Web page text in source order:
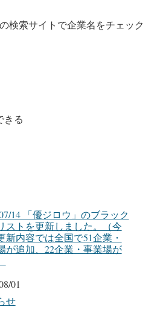
検索サイトで企業名をチェック
きる
14 「優ジロウ」のブラック
ストを更新しました。（今
新内容では全国で51企業・
が追加、22企業・事業場が
01
由
せ